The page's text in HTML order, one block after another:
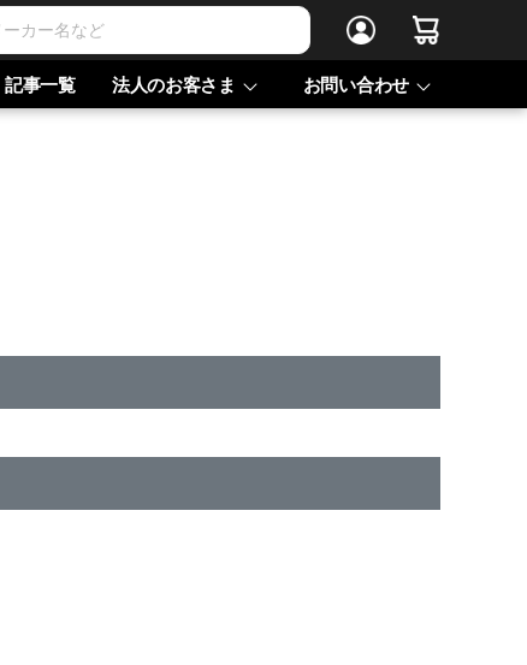
記事一覧 法人のお客さま お問い合わせ